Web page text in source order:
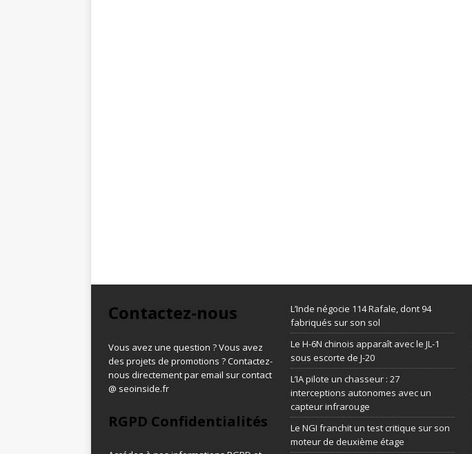
Contactez-nous
Vous avez une question ? Vous avez
des projets de promotions ? Contactez-
nous directement par email sur contact
@ seoinside.fr
RGPD Confidentialités
L’Inde négocie 114 Rafale, dont 94
fabriqués sur son sol
Le H-6N chinois apparaît avec le JL-1
sous escorte de J-20
L’IA pilote un chasseur : 27
interceptions autonomes avec un
capteur infrarouge
Le NGI franchit un test critique sur son
moteur de deuxième étage